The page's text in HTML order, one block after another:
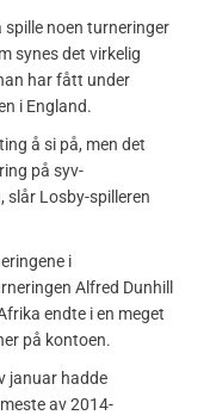
spille noen turneringer
synes det virkelig
har fått under
i England.
å si på, men det
på syv-
slår Losby-spilleren
i
Alfred Dunhill
endte i en meget
på kontoen.
januar hadde
av 2014-